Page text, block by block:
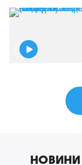
НОВИНИ